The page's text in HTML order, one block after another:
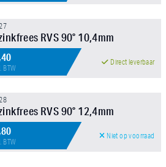
RVS 90° 10,4mm
BTW
Direct leverbaar
RVS 90° 12,4mm
BTW
Niet op voorraad